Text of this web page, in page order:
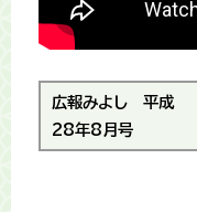
広報みよし 平成
28年8月号